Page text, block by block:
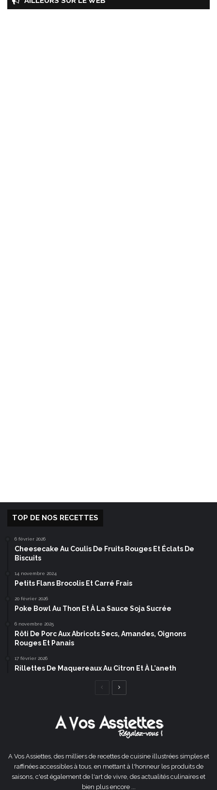
TOP DE NOS RECETTES
6 février 2026
Cheesecake Au Coulis De Fruits Rouges Et Éclats De
Biscuits
14 novembre 2024
Petits Flans Brocolis Et Carré Frais
20 février 2026
Poke Bowl Au Thon Et À La Sauce Soja Sucrée
6 novembre 2025
Rôti De Porc Aux Abricots Secs, Amandes, Oignons
Rouges Et Panais
17 février 2026
Rillettes De Maquereaux Au Citron Et À L’aneth
Page
A Vos Assiettes, des milliers de recettes de cuisine illustrées simples et
raffinées accessibles à tous, en mettant à l'honneur les produits de
saisons, c'est également de l'art de vivre, des actualités culinaires et
bien plus encore ...